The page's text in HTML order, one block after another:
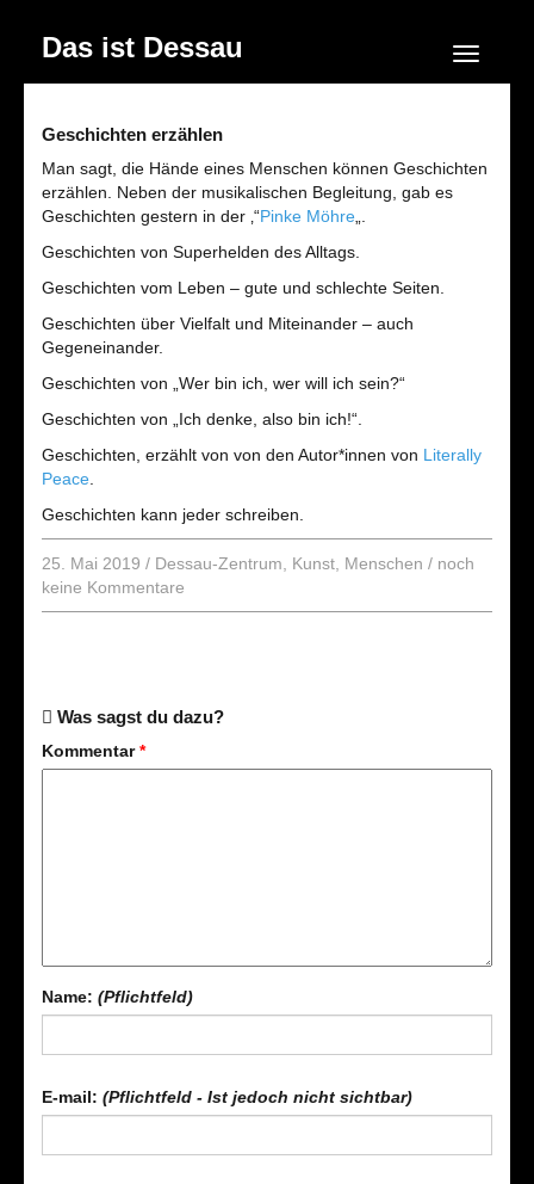
Das ist Dessau Navigation
Geschichten erzählen
Man sagt, die Hände eines Menschen können Geschichten
erzählen. Neben der musikalischen Begleitung, gab es
Geschichten gestern in der ‚“Pinke Möhre
Geschichten von Superhelden des Alltags.
Geschichten vom Leben – gute und schlechte Seiten.
Geschichten über Vielfalt und Miteinander – auch
Gegeneinander.
Geschichten von „Wer bin ich, wer will ich sein?“
Geschichten von „Ich denke, also bin ich!“.
Geschichten, erzählt von von den Autor*innen von Literally
Peace
Geschichten kann jeder schreiben.
25. Mai 2019 / Dessau-Zentrum Kunst Menschen / noch
keine Kommentare
Was sagst du dazu?
Kommentar*
Name: (Pflichtfeld)
E-mail: (Pflichtfeld - Ist jedoch nicht sichtbar)